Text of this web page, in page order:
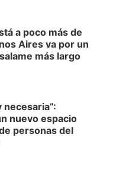
a poco más de
Aires va por un
más largo
necesaria”:
nuevo espacio
personas del